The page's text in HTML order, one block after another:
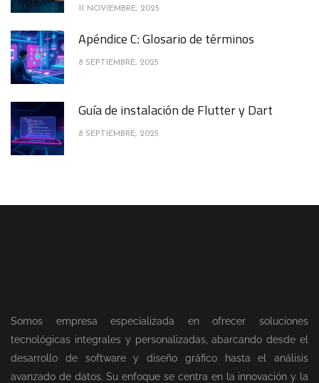
11 NOVIEMBRE, 2025
Apéndice C: Glosario de términos
8 SEPTIEMBRE, 2025
Guía de instalación de Flutter y Dart
8 SEPTIEMBRE, 2025
Somos empresa especializada en ofrecer soluciones
tecnológicas integrales y personalizadas, abarcando desde el
desarrollo de software y diseño gráfico hasta el análisis
avanzado de datos. Su enfoque se centra en la innovación y la